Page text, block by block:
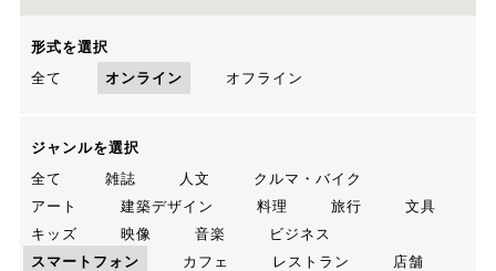
形式を選択
全て
オンライン オフライン
ジャンルを選択
全て
雑誌 人文
クルマ・バイク
アート
建築デザイン 料理 旅行
文具
キッズ
映像 音楽
ビジネス
スマートフォン
カフェ レストラン
店舗